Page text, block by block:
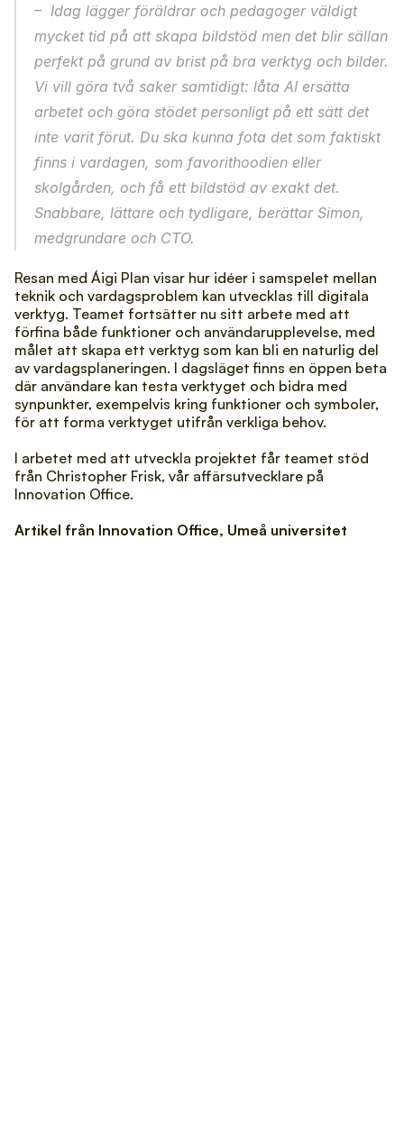
–  Idag lägger föräldrar och pedagoger väldigt
mycket tid på att skapa bildstöd men det blir sällan
perfekt på grund av brist på bra verktyg och bilder.
Vi vill göra två saker samtidigt: låta AI ersätta
arbetet och göra stödet personligt på ett sätt det
inte varit förut. Du ska kunna fota det som faktiskt
finns i vardagen, som favorithoodien eller
skolgården, och få ett bildstöd av exakt det.
Snabbare, lättare och tydligare, berättar Simon,
medgrundare och CTO.
Resan med Áigi Plan visar hur idéer i samspelet mellan
teknik och vardagsproblem kan utvecklas till digitala
verktyg. Teamet fortsätter nu sitt arbete med att
förfina både funktioner och användarupplevelse, med
målet att skapa ett verktyg som kan bli en naturlig del
av vardagsplaneringen. I dagsläget finns en
där användare kan testa verktyget och bidra med
synpunkter, exempelvis kring funktioner och symboler,
för att forma verktyget utifrån verkliga behov.
I arbetet med att utveckla projektet får teamet stöd
från Christopher Frisk, vår affärsutvecklare på
Innovation Office.
Artikel från Innovation Office, Umeå universitet